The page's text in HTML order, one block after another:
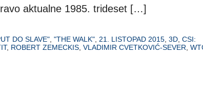
aktualne 1985. trideset […]
DO SLAVE", "THE WALK", 21. LISTOPAD 2015, 3D, CSI:
, ROBERT ZEMECKIS, VLADIMIR CVETKOVIĆ-SEVER,